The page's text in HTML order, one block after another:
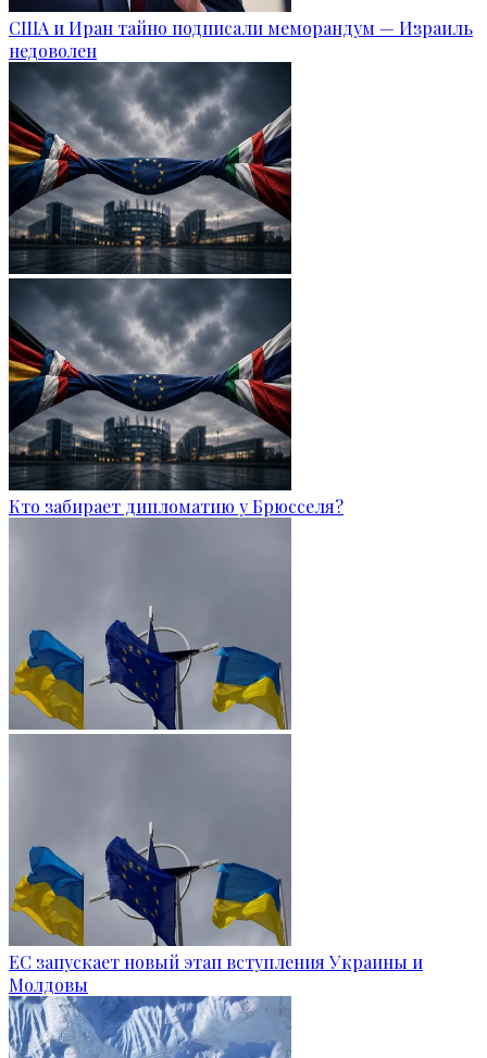
США и Иран тайно подписали меморандум — Израиль
недоволен
Кто забирает дипломатию у Брюсселя?
ЕС запускает новый этап вступления Украины и
Молдовы